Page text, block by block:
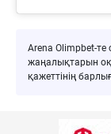
Arena Olimpbet-
жаңалықтарын
қажеттінің